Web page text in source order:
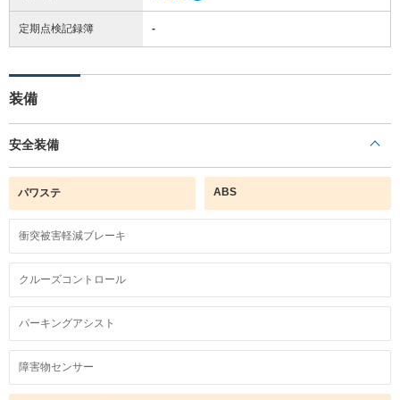
定期点検記録簿 -
装備
安全装備
パワステ ABS
衝突被害軽減ブレーキ
クルーズコントロール
パーキングアシスト
障害物センサー